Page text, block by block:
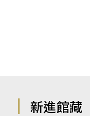
新進館藏